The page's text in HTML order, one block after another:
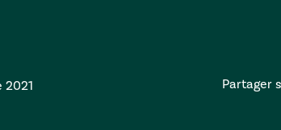
2021 Partager